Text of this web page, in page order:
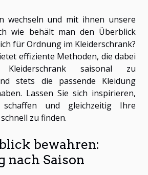
wechseln und mit ihnen unsere
wie behält man den Überblick
für Ordnung im Kleiderschrank?
effiziente Methoden, die dabei
saisonal zu
stets die passende Kleidung
Lassen Sie sich inspirieren,
und gleichzeitig Ihre
zu finden.
bewahren:
nach Saison